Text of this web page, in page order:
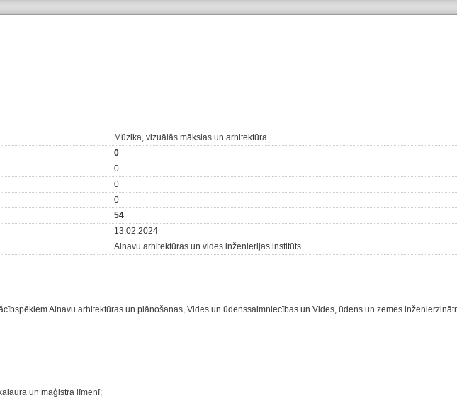
Mūzika, vizuālās mākslas un arhitektūra
0
0
0
0
54
13.02.2024
Ainavu arhitektūras un vides inženierijas institūts
Ainavu arhitektūras un plānošanas, Vides un ūdenssaimniecības un Vides, ūdens un zemes
un maģistra līmenī;